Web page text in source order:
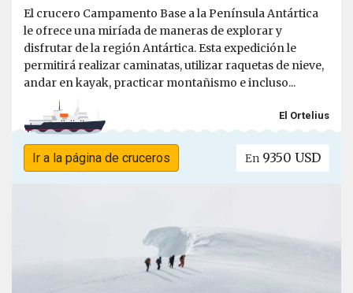
El crucero Campamento Base a la Península Antártica
le ofrece una miríada de maneras de explorar y
disfrutar de la región Antártica. Esta expedición le
permitirá realizar caminatas, utilizar raquetas de nieve,
andar en kayak, practicar montañismo e incluso...
El Ortelius
Ir a la página de cruceros En 9350 USD